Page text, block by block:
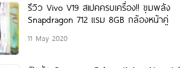
รีวิว Vivo V19 สเปคครบเครื่อง!! ขุมพลัง
Snapdragon 712 แรม 8GB กล้องหน้าคู่
11 May 2020